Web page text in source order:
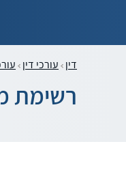
דין עורכי דין
רשימת